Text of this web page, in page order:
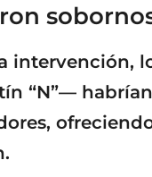
intervención,
“N”—